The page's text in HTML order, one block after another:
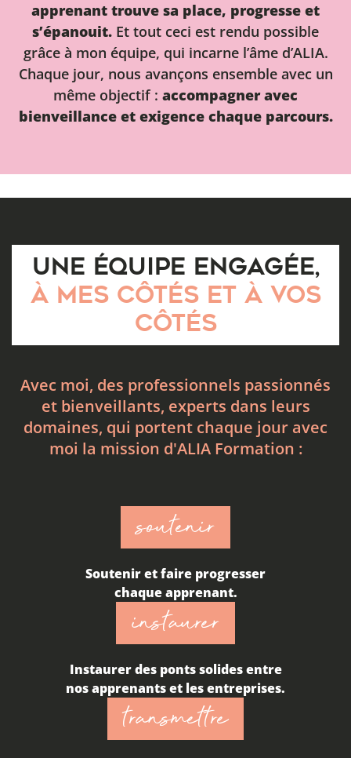
apprenant trouve sa place, progresse et
s’épanouit. Et tout ceci est rendu possible
grâce à mon équipe, qui incarne l’âme d’ALIA.
Chaque jour, nous avançons ensemble avec un
même objectif : accompagner avec
bienveillance et exigence chaque parcours.
UNE ÉQUIPE ENGAGÉE,
À MES CÔTÉS ET À VOS
CÔTÉS
Avec moi, des professionnels passionnés
et bienveillants, experts dans leurs
domaines, qui portent chaque jour avec
moi la mission d'ALIA Formation :
soutenir
Soutenir et faire progresser
chaque apprenant.
instaurer
Instaurer des ponts solides entre
nos apprenants et les entreprises.
transmettre